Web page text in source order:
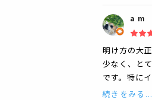
a m
明け方の大
少なく、と
です。特に
続きをみる...